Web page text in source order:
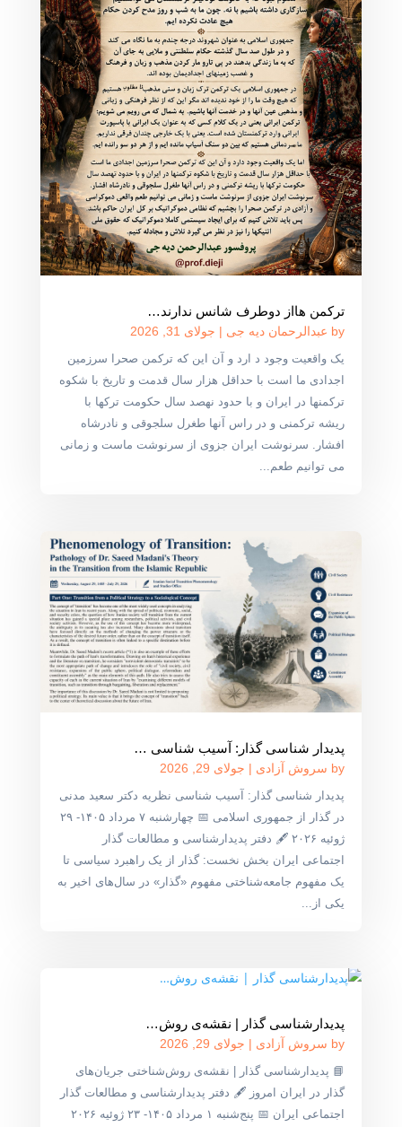
ترکمن هااز دوطرف شانس ندارند…
by عبدالرحمان دیه جی | جولای 31, 2026
یک واقعیت وجود د ارد و آن این که ترکمن صحرا سرزمین
اجدادی ما است با حداقل هزار سال قدمت و تاریخ با شکوه
ترکمنها در ایران و با حدود نهصد سال حکومت ترکها با
ریشه ترکمنی و در راس آنها طغرل سلجوقی و نادرشاه
افشار. سرنوشت ایران جزوی از سرنوشت ماست و زمانی
می توانیم طعم...
پدیدار شناسی گذار: آسیب شناسی …
by سروش آزادی | جولای 29, 2026
پدیدار شناسی گذار: آسیب شناسی نظریه دکتر سعید مدنی
در گذار از جمهوری اسلامی 📅 چهارشنبه ۷ مرداد ۱۴۰۵- ۲۹
ژوئیه ۲۰۲۶ 🖋 دفتر پدیدارشناسی و مطالعات گذار
اجتماعی ایران بخش نخست: گذار از یک راهبرد سیاسی تا
یک مفهوم جامعه‌شناختی مفهوم «گذار» در سال‌های اخیر به
یکی از...
پدیدارشناسی گذار | نقشه‌ی روش‌…
by سروش آزادی | جولای 29, 2026
📘 پدیدارشناسی گذار | نقشه‌ی روش‌شناختی جریان‌های
گذار در ایران امروز 🖋 دفتر پدیدارشناسی و مطالعات گذار
اجتماعی ایران 📅 پنج‌شنبه ۱ مرداد ۱۴۰۵- ۲۳ ژوئیه ۲۰۲۶